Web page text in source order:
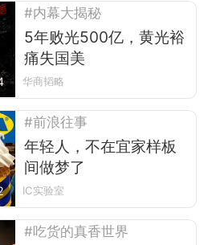
#内幕大揭秘
5年败光500亿，黄光裕
痛失国美
华商韬略
#前浪往事
年轻人，不在宜家样板
间做梦了
IC实验室
#吃货的真香世界